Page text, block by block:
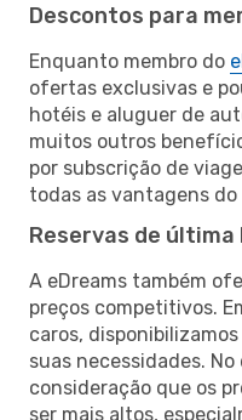
Descontos para
Enquanto membro do
ofertas exclusivas e
hotéis e aluguer de
muitos outros
por subscrição de
todas as vantagens do
Reservas de última
A eDreams também
preços competitivos.
caros,
suas necessidades.
consideração que os
ser mais altos,